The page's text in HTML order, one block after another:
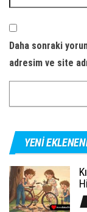
Daha sonraki
adresim ve site
YENI